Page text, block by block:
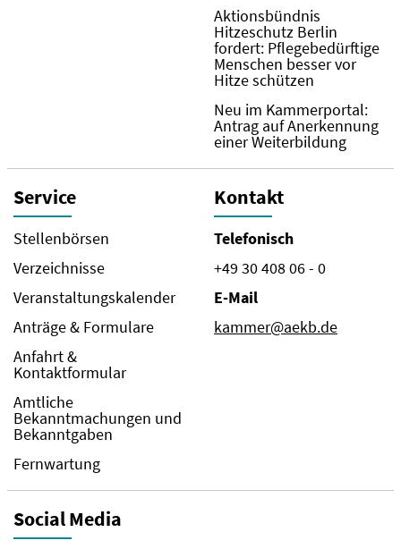
Aktionsbündnis
Hitzeschutz Berlin
fordert: Pflegebedürftige
Menschen besser vor
Hitze schützen
Neu im Kammerportal:
Antrag auf Anerkennung
einer Weiterbildung
Service
Stellenbörsen
Verzeichnisse
Veranstaltungskalender
Anträge & Formulare
Anfahrt &
Kontaktformular
Amtliche
Bekanntmachungen und
Bekanntgaben
Fernwartung
Kontakt
Telefonisch
+49 30 408 06 - 0
E-Mail
kammer@aekb.de
Social Media